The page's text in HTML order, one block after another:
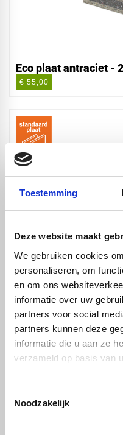
Toestemming
Deze website maakt
We gebruiken cookies
personaliseren, om
en om ons
informatie over uw
partners voor social
partners kunnen deze
informatie die u aan ze
verzameld op basis van
Noodzakelijk
Eco plaat antraciet -
€ 55,00
Eco plaat antraciet -
€ 110,00
Wat is een Eco
De Eco plaat wordt ook wel
van nu. Met deze
verminderen van de
prachtig alternatief voor hout
betonplex en OSB. De platen